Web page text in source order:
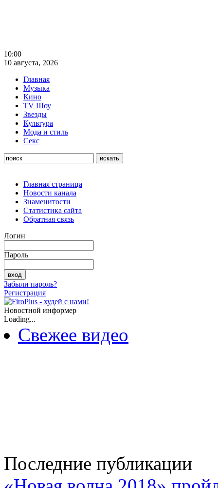
10:00
10 августа, 2026
Главная
Музыка
Кино
TV Шоу
Звезды
Культура
Мода и стиль
Секс
Главная страница
Новости канала
Знаменитости
Статистика сайта
Обратная связь
Логин
Пароль
Забыли пароль?
Регистрация
Новостной информер
Loading...
Свежее видео
Последние публикации